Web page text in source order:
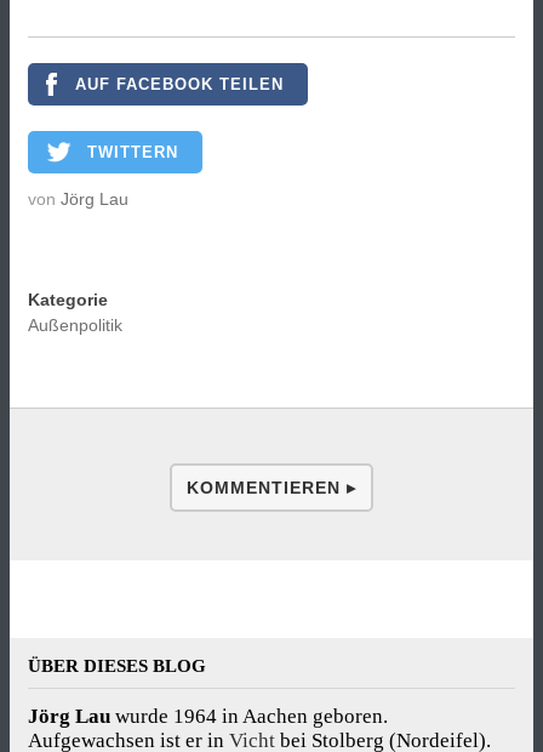
AUF FACEBOOK TEILEN
TWITTERN
von Jörg Lau
Kategorie
Außenpolitik
KOMMENTIEREN ▸
ÜBER DIESES BLOG
Jörg Lau wurde 1964 in Aachen geboren.
Aufgewachsen ist er in Vicht bei Stolberg (Nordeifel).